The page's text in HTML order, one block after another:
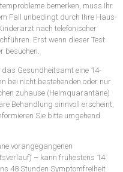
bemerken, muss Ihr
Fall unbedingt durch Ihre Haus-
nach telefonischer
Erst wenn dieser Test
besuchen.
Gesundheitsamt eine 14-
bei nicht bestehenden oder nur
zuhause (Heimquarantäne)
Behandlung sinnvoll erscheint,
Sie bitte umgehend
vorangegangenen
– kann frühestens 14
48 Stunden Symptomfreiheit